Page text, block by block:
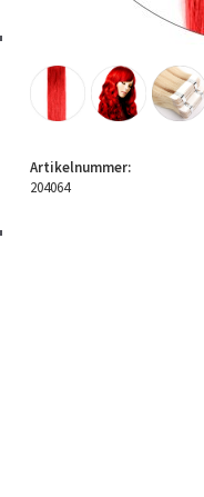
Artikelnummer:
204064